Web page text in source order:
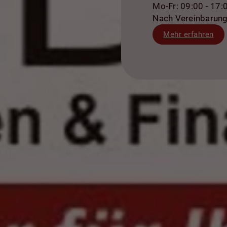
Mo-Fr: 09:00 -
Nach
Mehr erfahren